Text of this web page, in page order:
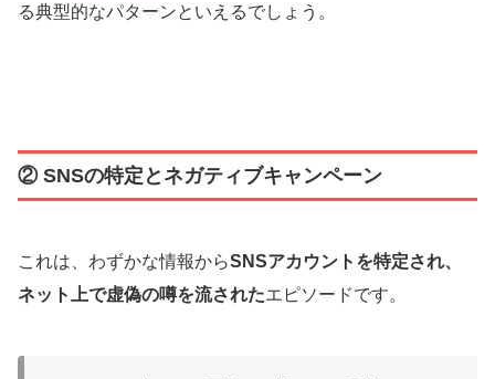
る典型的なパターンといえるでしょう。
② SNSの特定とネガティブキャンペーン
これは、わずかな情報からSNSアカウントを特定され、
ネット上で虚偽の噂を流されたエピソードです。